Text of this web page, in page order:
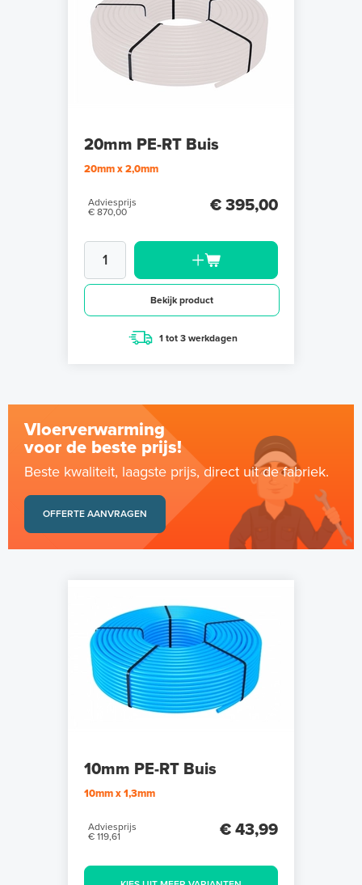
20mm PE-RT Buis
20mm x 2,0mm
Adviesprijs
€ 870,00
€ 395,00
Bekijk product
1 tot 3 werkdagen
Vloerverwarming
voor de beste prijs!
Beste kwaliteit, laagste prijs, direct uit de fabriek.
OFFERTE AANVRAGEN
10mm PE-RT Buis
10mm x 1,3mm
Adviesprijs
€ 119,61
€ 43,99